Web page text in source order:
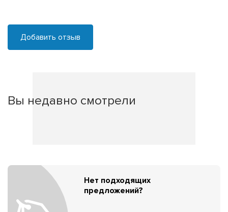
Добавить отзыв
Вы недавно смотрели
Нет подходящих
предложений?